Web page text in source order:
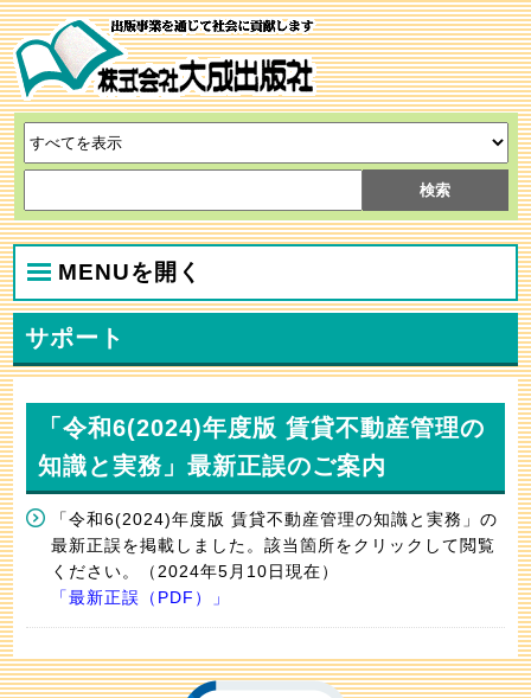
MENUを開く
サポート
「令和6(2024)年度版 賃貸不動産管理の
知識と実務」最新正誤のご案内
「令和6(2024)年度版 賃貸不動産管理の知識と実務」の
最新正誤を掲載しました。該当箇所をクリックして閲覧
ください。（2024年5月10日現在）
「最新正誤（PDF） 」